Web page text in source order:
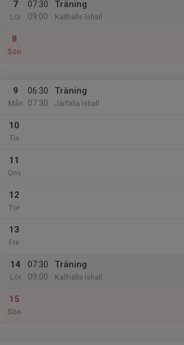
7
Lör
07:30
09:00
Träning
Kallhälls Ishall
8
Sön
9
Mån
06:30
07:30
Träning
Järfälla Ishall
10
Tis
11
Ons
12
Tor
13
Fre
14
Lör
07:30
09:00
Träning
Kallhälls Ishall
15
Sön